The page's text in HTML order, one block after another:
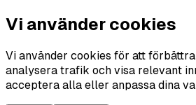
Vi använder cookies
Vi använder cookies för att
analysera trafik och visa relevant
acceptera alla eller anpassa dina